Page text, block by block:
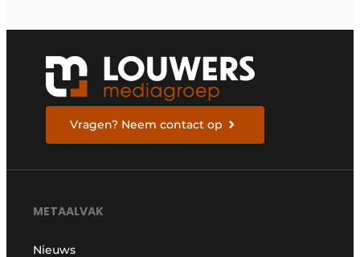
Vragen? Neem contact op
METAALVAK
Nieuws